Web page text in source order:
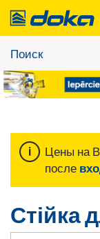
Цены на
после
Стійка